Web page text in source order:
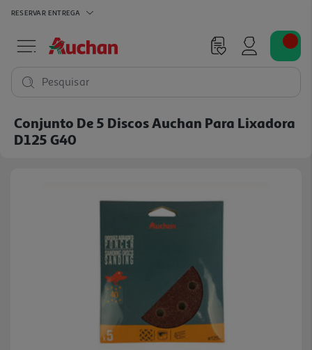
RESERVAR ENTREGA
Pesquisar
Conjunto De 5 Discos Auchan Para Lixadora
D125 G40